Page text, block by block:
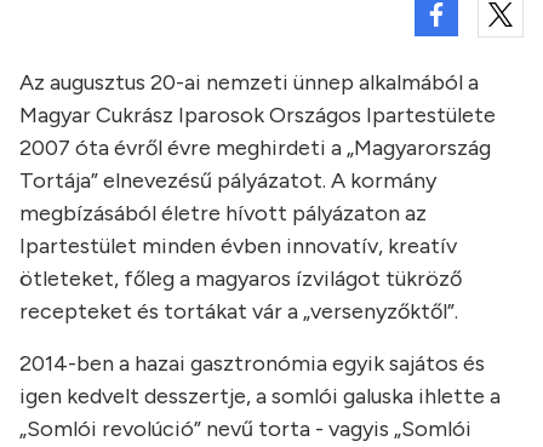
Az augusztus 20-ai nemzeti ünnep alkalmából a
Magyar Cukrász Iparosok Országos Ipartestülete
2007 óta évről évre meghirdeti a „Magyarország
Tortája” elnevezésű pályázatot. A kormány
megbízásából életre hívott pályázaton az
Ipartestület minden évben innovatív, kreatív
ötleteket, főleg a magyaros ízvilágot tükröző
recepteket és tortákat vár a „versenyzőktől”.
2014-ben a hazai gasztronómia egyik sajátos és
igen kedvelt desszertje, a somlói galuska ihlette a
„Somlói revolúció” nevű torta - vagyis „Somlói